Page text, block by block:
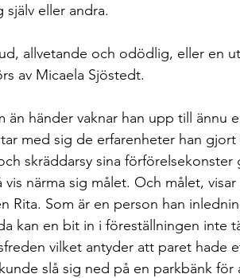
själv eller andra.
allvetande och odödlig, eller en
av Micaela Sjöstedt.
än händer vaknar han upp till ännu
med sig de erfarenheter han
skräddarsy sina
vis närma sig målet. Och målet,
Rita. Som är en person han
kan en bit in i föreställningen inte
vilket antyder att paret hade
slå sig ned på en parkbänk